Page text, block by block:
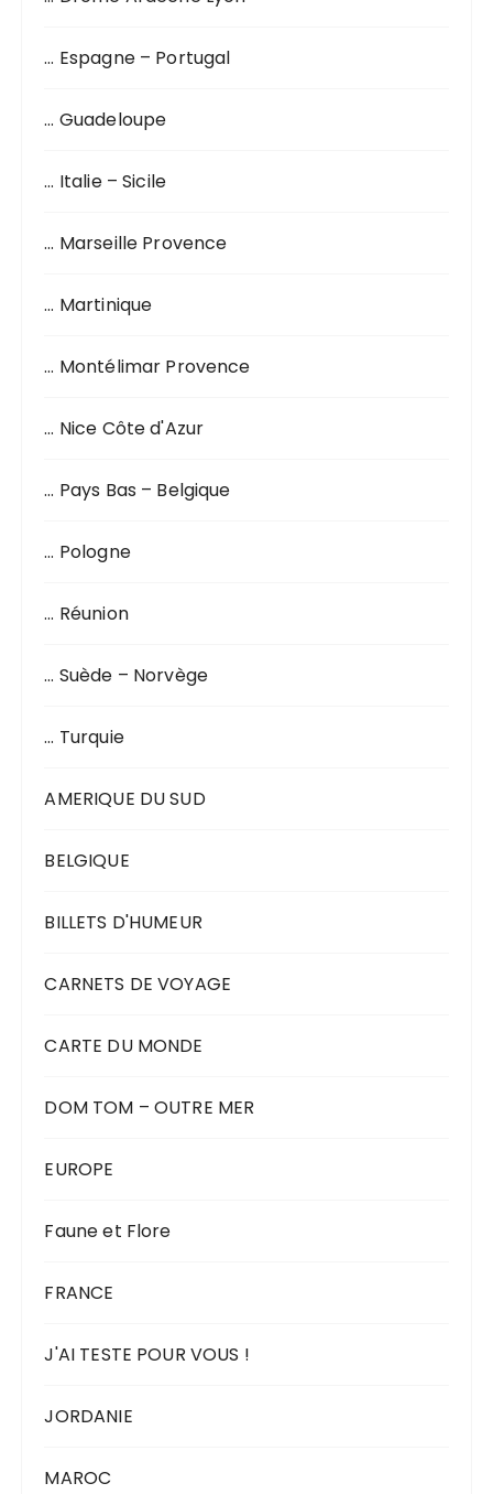
… Espagne – Portugal
… Guadeloupe
… Italie – Sicile
… Marseille Provence
… Martinique
… Montélimar Provence
… Nice Côte d'Azur
… Pays Bas – Belgique
… Pologne
… Réunion
… Suède – Norvège
… Turquie
AMERIQUE DU SUD
BELGIQUE
BILLETS D'HUMEUR
CARNETS DE VOYAGE
CARTE DU MONDE
DOM TOM – OUTRE MER
EUROPE
Faune et Flore
FRANCE
J'AI TESTE POUR VOUS !
JORDANIE
MAROC